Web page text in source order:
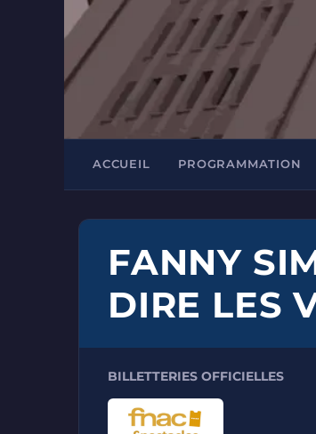
ACCUEIL PROGRAMMATION
FANNY
DIRE LES
BILLETTERIES OFFICIELLES